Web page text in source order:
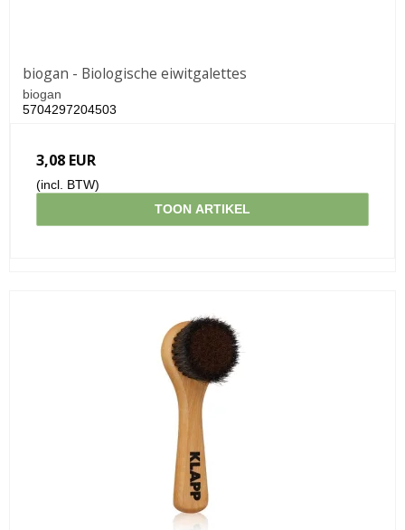
biogan - Biologische eiwitgalettes
biogan
5704297204503
3,08 EUR
(incl. BTW)
TOON ARTIKEL